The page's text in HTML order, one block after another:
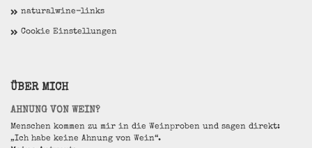
naturalwine-links
Cookie Einstellungen
ÜBER MICH
AHNUNG VON WEIN?
Menschen kommen zu mir in die Weinproben und sagen direkt:
„Ich habe keine Ahnung von Wein“.